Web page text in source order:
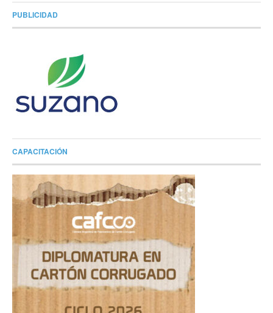
PUBLICIDAD
CAPACITACIÓN